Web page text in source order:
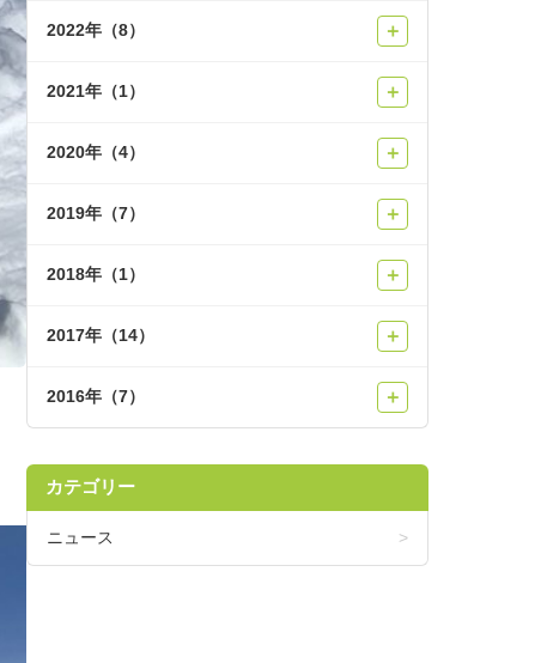
2022年（8） ＋
2021年（1） ＋
2020年（4） ＋
2019年（7） ＋
2018年（1） ＋
2017年（14） ＋
2016年（7） ＋
カテゴリー
ニュース